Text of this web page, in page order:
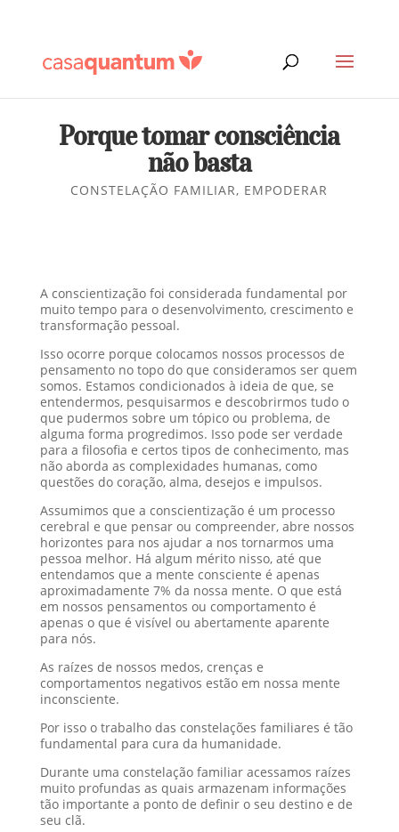
Porque tomar consciência
não basta
CONSTELAÇÃO FAMILIAR, EMPODERAR
A conscientização foi considerada fundamental por
muito tempo para o desenvolvimento, crescimento e
transformação pessoal.
Isso ocorre porque colocamos nossos processos de
pensamento no topo do que consideramos ser quem
somos. Estamos condicionados à ideia de que, se
entendermos, pesquisarmos e descobrirmos tudo o
que pudermos sobre um tópico ou problema, de
alguma forma progredimos. Isso pode ser verdade
para a filosofia e certos tipos de conhecimento, mas
não aborda as complexidades humanas, como
questões do coração, alma, desejos e impulsos.
Assumimos que a conscientização é um processo
cerebral e que pensar ou compreender, abre nossos
horizontes para nos ajudar a nos tornarmos uma
pessoa melhor. Há algum mérito nisso, até que
entendamos que a mente consciente é apenas
aproximadamente 7% da nossa mente. O que está
em nossos pensamentos ou comportamento é
apenas o que é visível ou abertamente aparente
para nós.
As raízes de nossos medos, crenças e
comportamentos negativos estão em nossa mente
inconsciente.
Por isso o trabalho das constelações familiares é tão
fundamental para cura da humanidade.
Durante uma constelação familiar acessamos raízes
muito profundas as quais armazenam informações
tão importante a ponto de definir o seu destino e de
seu clã.